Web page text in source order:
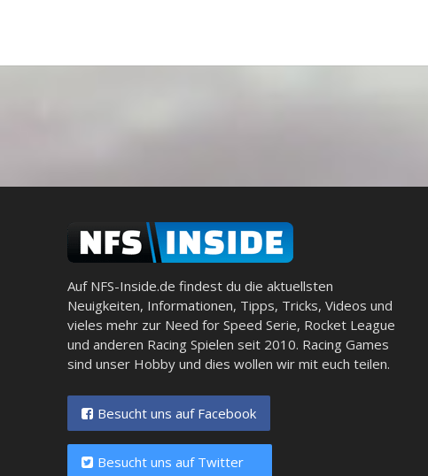
Auf NFS-Inside.de findest du die aktuellsten
Neuigkeiten, Informationen, Tipps, Tricks, Videos und
vieles mehr zur Need for Speed Serie, Rocket League
und anderen Racing Spielen seit 2010. Racing Games
sind unser Hobby und dies wollen wir mit euch teilen.
Besucht uns auf Facebook
Besucht uns auf Twitter